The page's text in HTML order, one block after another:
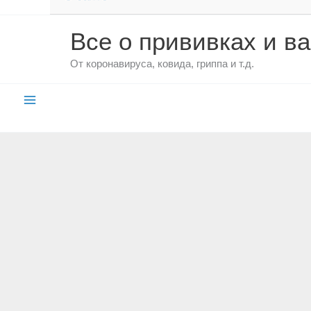
Все о прививках и
От коронавируса, ковида, гриппа и т.д.